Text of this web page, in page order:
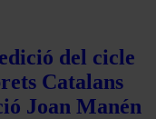
del cicle
Catalans
Joan Manén